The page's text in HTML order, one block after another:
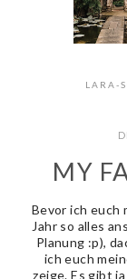
LARA-
MY
Bevor ich euch
Jahr so alles
Planung :p),
ich euch
zeige. Es gibt